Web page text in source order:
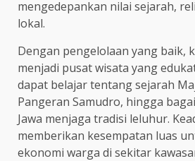
mengedepankan nilai sejarah,
lokal.
Dengan pengelolaan yang baik,
menjadi pusat wisata yang
dapat belajar tentang sejarah
Pangeran Samudro, hingga
Jawa menjaga tradisi leluhur.
memberikan kesempatan luas
ekonomi warga di sekitar